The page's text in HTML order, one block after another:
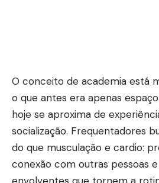
O conceito de academia está
o que antes era apenas
hoje se aproxima de
socialização. Frequentadores
do que musculação e cardio:
conexão com outras pessoas